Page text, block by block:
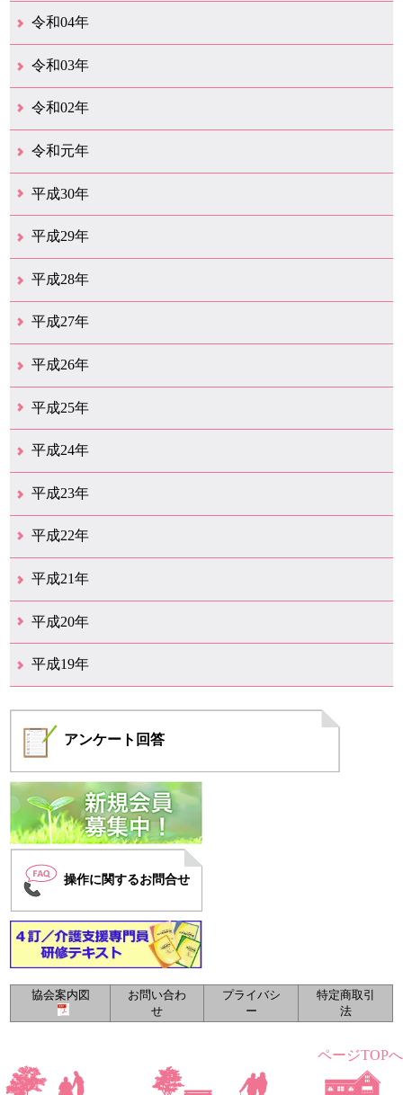
12月（36）
11月（31）
10月（30）
9月（30）
8月（26）
7月（29）
6月（19）
5月（28）
4月（28）
3月（38）
2月（21）
1月（22）
令和04年
12月（40）
11月（22）
10月（33）
9月（35）
8月（31）
7月（25）
6月（33）
5月（16）
4月（48）
3月（42）
2月（23）
1月（31）
令和03年
12月（26）
11月（25）
10月（18）
9月（33）
8月（27）
7月（28）
6月（24）
5月（24）
4月（36）
3月（67）
2月（18）
1月（44）
令和02年
12月（41）
11月（18）
10月（25）
9月（21）
8月（31）
7月（28）
6月（41）
5月（36）
4月（49）
3月（69）
2月（36）
1月（15）
令和元年
12月（19）
11月（21）
10月（36）
9月（25）
8月（16）
7月（16）
6月（13）
5月（10）
4月（38）
3月（15）
2月（10）
1月（8）
平成30年
12月（14）
11月（13）
10月（18）
9月（17）
8月（19）
7月（66）
6月（19）
5月（16）
4月（29）
3月（41）
2月（16）
1月（15）
平成29年
12月（22）
11月（11）
10月（22）
9月（31）
8月（20）
7月（29）
6月（6）
5月（13）
4月（10）
3月（10）
2月（5）
1月（6）
平成28年
12月（15）
11月（12）
10月（12）
9月（21）
8月（11）
7月（18）
6月（16）
5月（27）
4月（49）
3月（37）
2月（12）
1月（9）
平成27年
12月（23）
11月（12）
10月（11）
9月（15）
8月（4）
7月（11）
6月（20）
5月（14）
4月（26）
3月（29）
2月（17）
1月（9）
平成26年
12月（11）
11月（11）
10月（9）
9月（11）
8月（12）
7月（9）
6月（12）
5月（5）
4月（13）
3月（12）
2月（8）
1月（9）
平成25年
12月（12）
11月（6）
10月（7）
9月（10）
8月（6）
7月（9）
6月（7）
5月（8）
4月（7）
3月（12）
2月（17）
1月（7）
平成24年
12月（8）
11月（5）
10月（7）
9月（10）
8月（5）
7月（7）
6月（9）
5月（7）
4月（6）
3月（12）
2月（2）
1月（4）
平成23年
12月（6）
11月（6）
10月（14）
9月（5）
8月（8）
7月（7）
6月（9）
5月（10）
4月（12）
3月（3）
2月（2）
平成22年
12月（1）
11月（5）
10月（7）
9月（15）
8月（12）
7月（11）
6月（12）
5月（6）
4月（4）
3月（17）
2月（7）
1月（6）
平成21年
12月（4）
11月（3）
10月（7）
9月（5）
8月（7）
7月（9）
6月（13）
5月（9）
4月（22）
3月（9）
2月（8）
平成20年
12月（6）
11月（4）
10月（6）
9月（4）
8月（1）
7月（6）
6月（1）
5月（1）
4月（1）
3月（2）
2月（4）
1月（2）
平成19年
アンケート 回答
操作に関するお問合せ
ページTOPへ
協会案内図
お問い合わ
せ
プライバシ
ー
特定商取引
法